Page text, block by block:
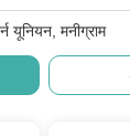
यूनियन, मनीग्राम